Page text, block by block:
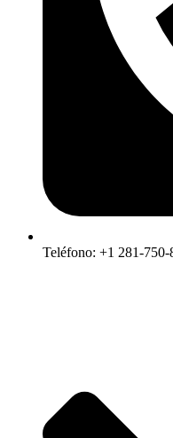
Teléfono: +1 281-750-